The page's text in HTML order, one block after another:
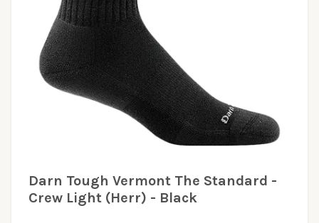
Darn Tough Vermont The Standard -
Crew Light (Herr) - Black